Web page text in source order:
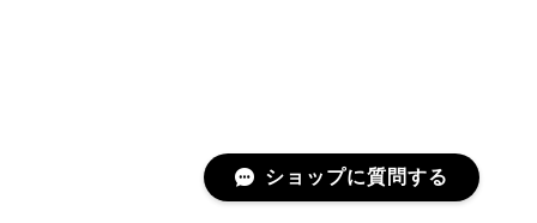
ショップに質問する